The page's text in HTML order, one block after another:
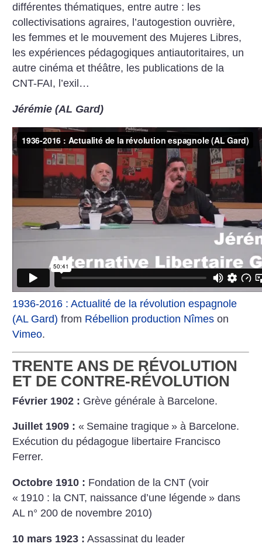
différentes thématiques, entre autre : les
collectivisations agraires, l’autogestion ouvrière,
les ­femmes et le mouvement des Mujeres Libres,
les expériences pédagogiques antiautoritaires, un
autre cinéma et théâtre, les publications de la
CNT-FAI, l’exil…
Jérémie (AL Gard)
1936-2016 : Actualité de la révolution espagnole
(AL Gard) from Rébellion production Nîmes on
Vimeo.
TRENTE ANS DE RÉVOLUTION
ET DE CONTRE-RÉVOLUTION
Février 1902 : Grève générale à Barcelone.
Juillet 1909 : « Semaine tragique » à Barcelone.
Exécution du pédagogue libertaire Francisco
Ferrer.
Octobre 1910 : Fondation de la CNT (voir
« 1910 : la CNT, naissance d’une légende » dans
AL n° 200 de novembre 2010)
10 mars 1923 : Assassinat du leader